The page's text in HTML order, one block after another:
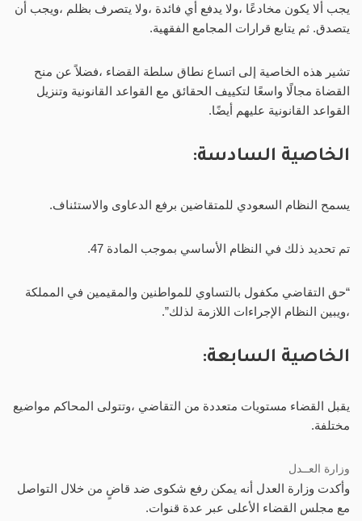
يجب ألا يكون مخادعًا ،ولا يدفع أي فائدة ،ولا يتصرف بظلم ،ويجب أن
يتصدق. ثم يتابع قرارات المجامع الفقهية.
تشير هذه الخاصية إلى اتساع نطاق سلطة القضاء ،فضلاً عن منح
القضاة مجالًا واسعًا لتكييف الحقائق مع القواعد القانونية وتنزيل
القواعد القانونية عليهم أيضًا.
الخاصية السادسة:
يسمح النظام السعودي للمتقاضين برفع الدعاوى والاستئناف.
تم تحديد ذلك في النظام الأساسي بموجب المادة 47.
“حق التقاضي مكفول بالتساوي للمواطنين والمقيمين في المملكة
،ويبين النظام الإجراءات اللازمة لذلك”.
الخاصية السابعة:
يقبل القضاء مستويات متعددة من التقاضي ،وتتولى المحاكم مواضيع
مختلفة.
وزارة العــدل
وأكدت وزارة العدل أنه يمكن رفع شكوى ضد قاضٍ من خلال التواصل
مع مجلس القضاء الأعلى عبر عدة قنوات.